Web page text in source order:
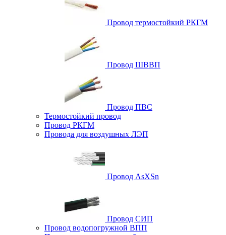
Провод термостойкий РКГМ
Провод ШВВП
Провод ПВС
Термостойкий провод
Провод РКГМ
Провода для воздушных ЛЭП
Провод AsXSn
Провод СИП
Провод водопогружной ВПП